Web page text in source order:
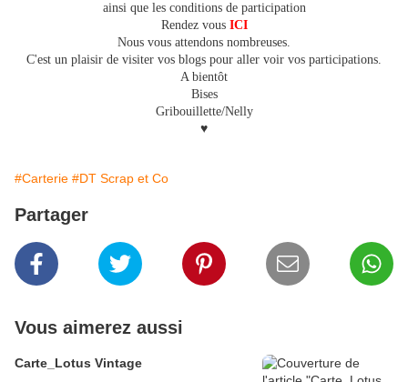
ainsi que les conditions de participation
Rendez vous ICI
Nous vous attendons nombreuses.
C'est un plaisir de visiter vos blogs pour aller voir vos participations.
A bientôt
Bises
Gribouillette/Nelly
♥
#Carterie #DT Scrap et Co
Partager
Vous aimerez aussi
Carte_Lotus Vintage